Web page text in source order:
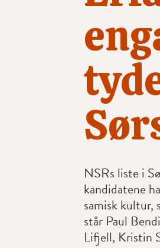
NSRs liste i
kandidatene
samisk kultur,
står Paul
Lifjell, Kristin